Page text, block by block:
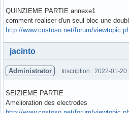
QUINZIEME PARTIE annexe1
comment realiser d'un seul bloc une
http://www.costoso.net/forum/
Hors ligne
jacinto
Administrator Inscription : 2022-01-20
SEIZIEME PARTIE
Amelioration des electrodes